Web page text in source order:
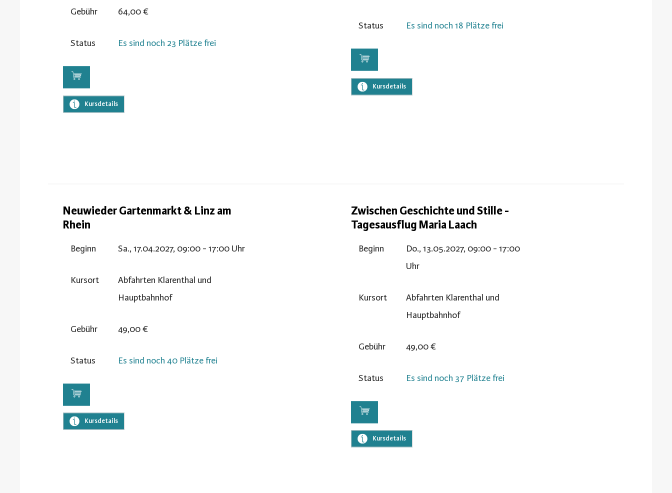
Gebühr 64,00 €
Status Es sind noch 23 Plätze frei
Kursdetails
Status Es sind noch 18 Plätze frei
Kursdetails
Neuwieder Gartenmarkt & Linz am
Rhein
Beginn Sa., 17.04.2027, 09:00 - 17:00 Uhr
Kursort
Abfahrten Klarenthal und
Hauptbahnhof
Gebühr 49,00 €
Status Es sind noch 40 Plätze frei
Kursdetails
Zwischen Geschichte und Stille -
Tagesausflug Maria Laach
Beginn
Do., 13.05.2027, 09:00 - 17:00
Uhr
Kursort
Abfahrten Klarenthal und
Hauptbahnhof
Gebühr 49,00 €
Status Es sind noch 37 Plätze frei
Kursdetails